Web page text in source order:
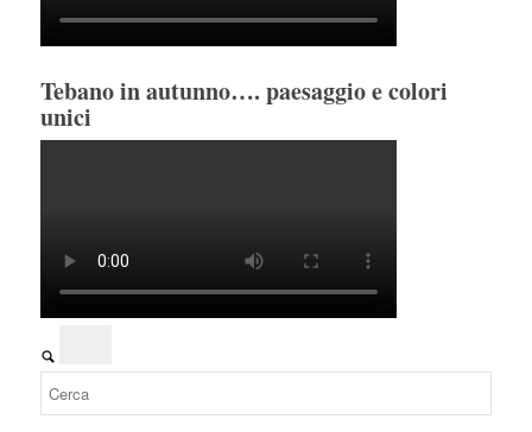
Tebano in autunno…. paesaggio e colori
unici